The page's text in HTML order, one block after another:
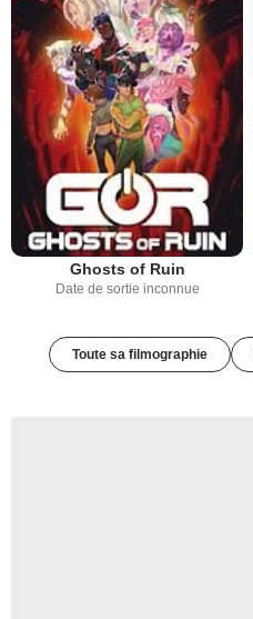
Ghosts of Ruin
Date de sortie inconnue
Toute sa filmographie